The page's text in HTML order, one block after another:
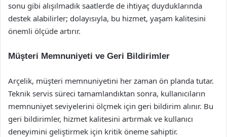
sonu gibi alışılmadık saatlerde de ihtiyaç duyduklarında
destek alabilirler; dolayısıyla, bu hizmet, yaşam kalitesini
önemli ölçüde artırır.
Müşteri Memnuniyeti ve Geri Bildirimler
Arçelik, müşteri memnuniyetini her zaman ön planda tutar.
Teknik servis süreci tamamlandıktan sonra, kullanıcıların
memnuniyet seviyelerini ölçmek için geri bildirim alınır. Bu
geri bildirimler, hizmet kalitesini artırmak ve kullanıcı
deneyimini geliştirmek için kritik öneme sahiptir.